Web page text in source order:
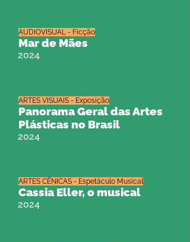
Mar de Mães
2024
AUDIOVISUAL - Ficção
Panorama Geral das Artes
Plásticas no Brasil
2024
ARTES VISUAIS - Exposição
Cassia Eller, o musical
2024
ARTES CÊNICAS - Espetáculo Musical